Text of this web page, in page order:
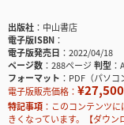
出版社
中山書店
電子版ISBN
電子版発売日
2022/04/18
ページ数
288ページ判型
フォーマット
PDF（パソコ
電子版販売価格： ¥27,500
特記事項
このコンテンツ
きくなっています。【ダウ